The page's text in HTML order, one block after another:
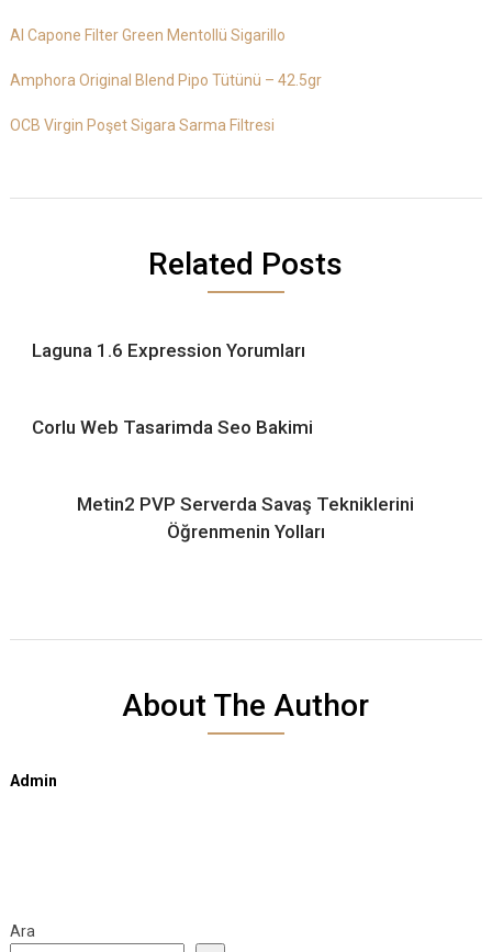
Al Capone Filter Green Mentollü Sigarillo
Amphora Original Blend Pipo Tütünü – 42.5gr
OCB Virgin Poşet Sigara Sarma Filtresi
Related Posts
Laguna 1.6 Expression Yorumları
Corlu Web Tasarimda Seo Bakimi
Metin2 PVP Serverda Savaş Tekniklerini
Öğrenmenin Yolları
About The Author
Admin
Ara